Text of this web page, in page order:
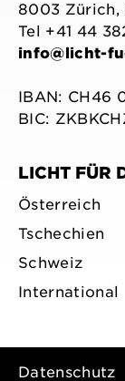
8003 Zürich,
Tel +41 44
info@licht-
IBAN: CH46
BIC:
LICHT FÜR
Österreich
Tschechien
Schweiz
International
Datenschutz